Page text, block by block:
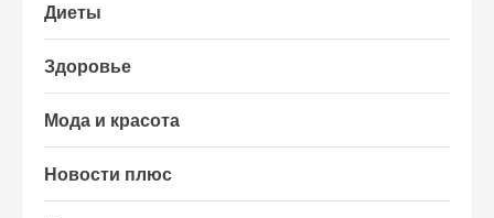
Диеты
Здоровье
Мода и красота
Новости плюс